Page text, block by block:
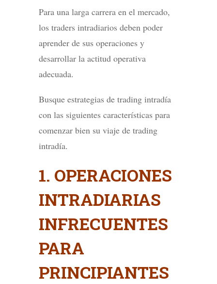
Para una larga carrera en el mercado,
los traders intradiarios deben poder
aprender de sus operaciones y
desarrollar la actitud operativa
adecuada.
Busque estrategias de trading intradía
con las siguientes características para
comenzar bien su viaje de trading
intradía.
1. OPERACIONES
INTRADIARIAS
INFRECUENTES
PARA
PRINCIPIANTES